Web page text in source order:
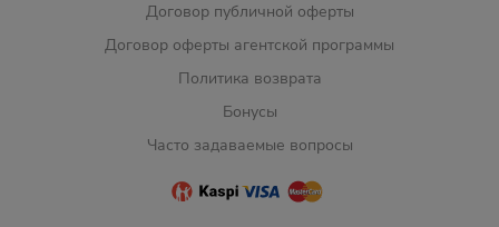
Договор публичной оферты
Договор оферты агентской программы
Политика возврата
Бонусы
Часто задаваемые вопросы